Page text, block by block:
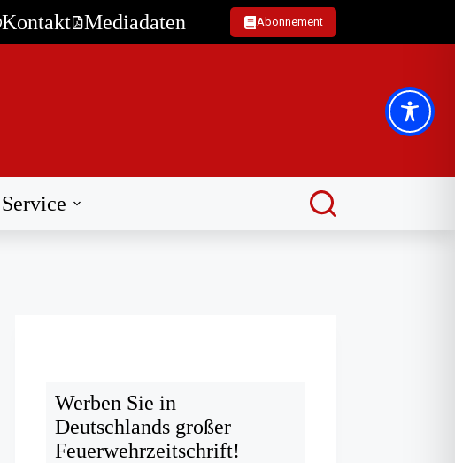
Kontakt Mediadaten Abonnement
Service
Werben Sie in
Deutschlands großer
Feuerwehrzeitschrift!